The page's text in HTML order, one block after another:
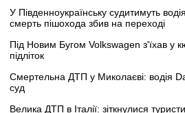
У Південноукраїнську судитимуть
смерть пішохода збив на переході
Під Новим Бугом Volkswagen з'їхав у
підліток
Смертельна ДТП у Миколаєві: водія
суд
Велика ДТП в Італії: зіткнулися